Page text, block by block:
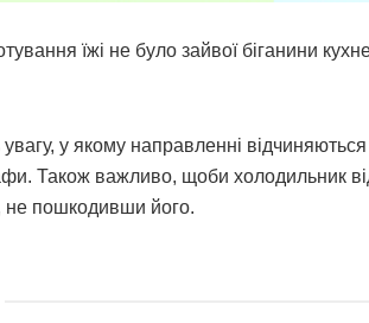
їжі не було зайвої біганини
увагу, у якому направленні
Також важливо, щоби холодильник
не пошкодивши його.